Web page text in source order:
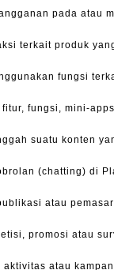
pada atau
terkait produk
fungsi
fungsi, mini-
suatu konten
(chatting) di
atau
promosi atau
atau